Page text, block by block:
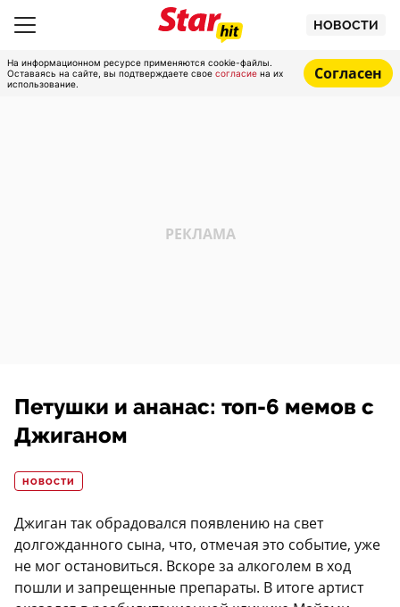
НОВОСТИ
На информационном ресурсе применяются cookie-файлы.
Оставаясь на сайте, вы подтверждаете свое согласие на их
использование.
Согласен
Петушки и ананас: топ-6 мемов с
Джиганом
НОВОСТИ
Джиган так обрадовался появлению на свет
долгожданного сына, что, отмечая это событие, уже
не мог остановиться. Вскоре за алкоголем в ход
пошли и запрещенные препараты. В итоге артист